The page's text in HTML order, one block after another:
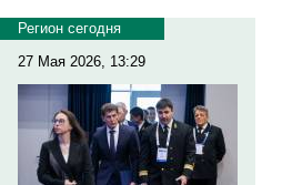
Регион сегодня
27 Мая 2026, 13:29